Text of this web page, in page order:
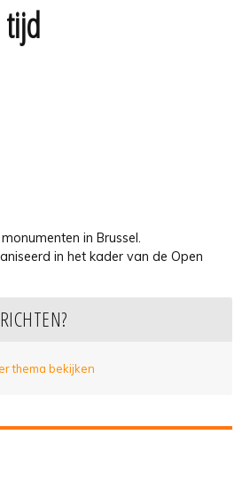
tijd
in Brussel.
in het kader van de Open
thema bekijken